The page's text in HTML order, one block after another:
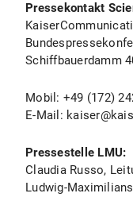
Pressekontakt
Schiffbauerdamm
Mobil: +49 (172)
E-Mail:
Pressestelle LMU:
Claudia Russo,
Ludwig-